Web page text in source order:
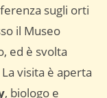
sugli orti
il Museo
ed è svolta
visita è aperta
, biologo e